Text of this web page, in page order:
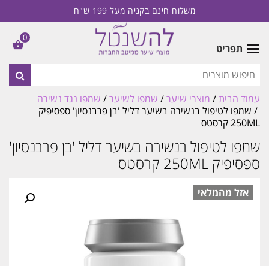
משלוח חינם בקניה מעל 199 ש"ח
תפריט
עמוד הבית/ מוצרי שיער/ שמפו לשיער/ שמפו נגד נשירה
/ שמפו לטיפול בנשירה בשיער דליל 'בן פרבנסיון' ספסיפיק
250ML קרסטס
שמפו לטיפול בנשירה בשיער דליל 'בן פרבנסיון'
ספסיפיק 250ML קרסטס
0